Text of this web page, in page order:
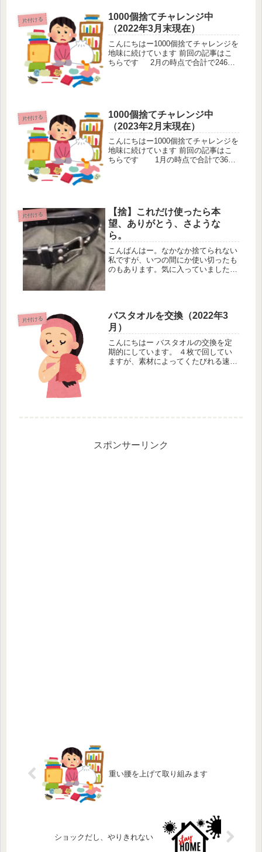
うだいが住んでいます）の片付けをし
てました。きょうだいが入院して...
片付ける
1000個捨てチャレンジ中
（2022年3月末現在）
こんにちはー1000個捨てチャレンジを
地味に続けています 前回の記事はこ
ちらです 2月の時点で合計で246点
片付ける
1000個捨てチャレンジ中
（2023年2月末現在）
こんにちはー1000個捨てチャレンジを
地味に続けています 前回の記事はこ
ちらです 1月の時点で合計で362
片付ける
【捨】これだけ使ったら本
望、ありがとう、さような
ら。
こんばんはー。なかなか捨てられない
私ですが、いつの間にか使い切ったも
のもあります。気に入っていましたが
も...
片付ける
バスタオルを交換（2022年3
月）
こんにちはー バスタオルの交換を定
期的にしています。 ４枚で回してい
ますが、素材によってくたびれる速度
スポンサーリンク
重い腰を上げて取り組みます
ショックだし、やりきれない